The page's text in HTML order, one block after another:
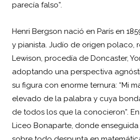
parecía falso”.
Henri Bergson nació en París en
y pianista. Judío de origen polaco,
Lewison, procedía de Doncaster,
adoptando una perspectiva
su figura con enorme ternura: “Mi
elevado de la palabra y cuya
de todos los que la conocieron”.
Liceo Bonaparte, donde